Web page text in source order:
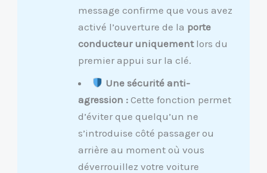
message confirme que vous avez
activé l’ouverture de la porte
conducteur uniquementlors du
premier appui sur la clé.
Une sécurité anti-
agression :Cette fonction permet
d’éviter que quelqu’un ne
s’introduise côté passager ou
arrière au moment où vous
déverrouillez votre voiture